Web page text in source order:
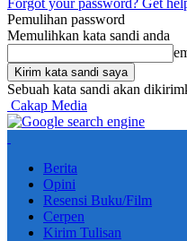
Forgot your password? Get
Pemulihan password
Memulihkan kata sandi anda
Sebuah kata sandi akan
Cakap Media
Berita
Opini
Resensi Buku/Film
Cerpen
Kirim Tulisan